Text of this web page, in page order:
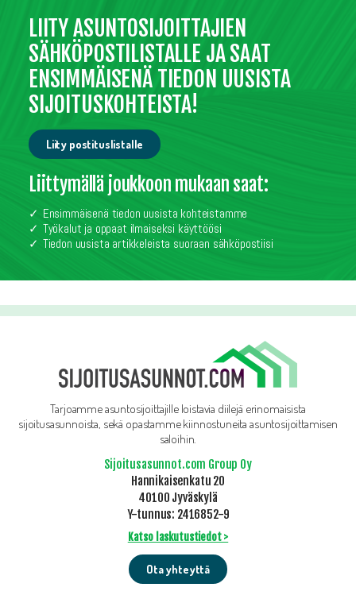
LIITY ASUNTOSIJOITTAJIEN
SÄHKÖPOSTILISTALLE JA SAAT
ENSIMMÄISENÄ TIEDON UUSISTA
SIJOITUSKOHTEISTA!
Liity postituslistalle
Liittymällä joukkoon mukaan saat:
Ensimmäisenä tiedon uusista kohteistamme
Työkalut ja oppaat ilmaiseksi käyttöösi
Tiedon uusista artikkeleista suoraan sähköpostiisi
Tarjoamme asuntosijoittajille loistavia diilejä erinomaisista
sijoitusasunnoista, sekä opastamme kiinnostuneita asuntosijoittamisen
saloihin.
Sijoitusasunnot.com Group Oy
Hannikaisenkatu 20
40100 Jyväskylä
Y-tunnus: 2416852-9
Katso laskutustiedot >
Ota yhteyttä